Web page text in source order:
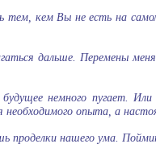
тем, кем Вы не есть на
дальше. Перемены
немного пугает.
опыта, а
проделки нашего ума.